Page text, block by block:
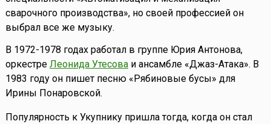
сварочного производства», но своей профессией он
выбрал все же музыку.
В 1972-1978 годах работал в группе Юрия Антонова,
оркестре Леонида Утесоваи ансамбле «Джаз-Атака». В
1983 году он пишет песню «Рябиновые бусы» для
Ирины Понаровской.
Популярность к Укупнику пришла тогда, когда он стал